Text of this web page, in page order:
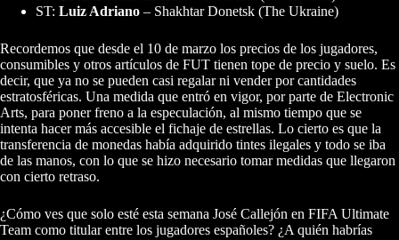
ST: Luiz Adriano – Shakhtar Donetsk (The Ukraine)
Recordemos que desde el 10 de marzo los precios de los jugadores,
consumibles y otros artículos de FUT tienen tope de precio y suelo. Es
decir, que ya no se pueden casi regalar ni vender por cantidades
estratosféricas. Una medida que entró en vigor, por parte de Electronic
Arts, para poner freno a la especulación, al mismo tiempo que se
intenta hacer más accesible el fichaje de estrellas. Lo cierto es que la
transferencia de monedas había adquirido tintes ilegales y todo se iba
de las manos, con lo que se hizo necesario tomar medidas que llegaron
con cierto retraso.
¿Cómo ves que solo esté esta semana José Callejón en FIFA Ultimate
Team como titular entre los jugadores españoles? ¿A quién habrías